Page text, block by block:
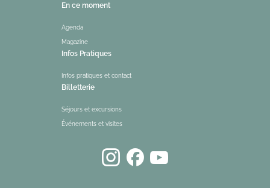
En ce moment
Agenda
Magazine
Infos Pratiques
Infos pratiques et contact
Billetterie
Séjours et excursions
Événements et visites